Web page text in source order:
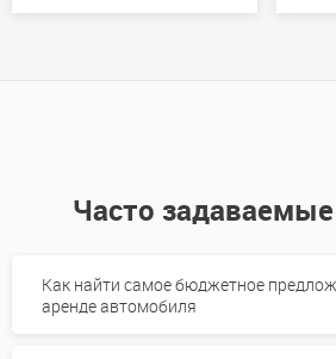
Часто
Как найти самое бюджетное
аренде автомобиля